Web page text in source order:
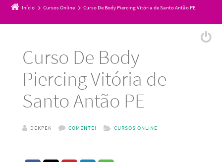
Início Cursos Online Curso De Body Piercing Vitória de Santo Antão PE
Curso De Body
Piercing Vitória de
Santo Antão PE
DEKPEK COMENTE! CURSOS ONLINE